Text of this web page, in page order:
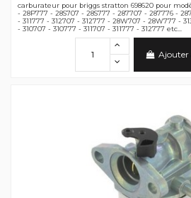
carburateur pour briggs stratton 698620 pour
- 28P777 - 28S707 - 28S777 - 287707 - 287776 -
- 311777 - 312707 - 312777 - 28W707 - 28W777 -
- 310707 - 310777 - 311707 - 311777 - 312777 etc...
Ajouter